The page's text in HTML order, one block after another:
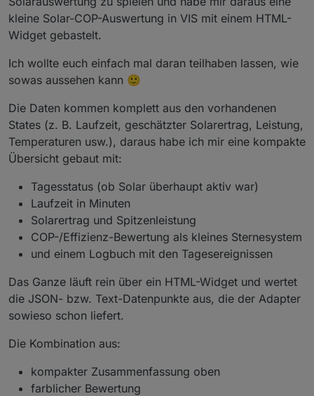
kleine Solar-COP-Auswertung in VIS mit einem HTML-
Widget gebastelt.
Ich wollte euch einfach mal daran teilhaben lassen, wie
sowas aussehen kann 🙂
Die Daten kommen komplett aus den vorhandenen
States (z. B. Laufzeit, geschätzter Solarertrag, Leistung,
Temperaturen usw.), daraus habe ich mir eine kompakte
Übersicht gebaut mit:
Tagesstatus (ob Solar überhaupt aktiv war)
Laufzeit in Minuten
Solarertrag und Spitzenleistung
COP-/Effizienz-Bewertung als kleines Sternesystem
und einem Logbuch mit den Tagesereignissen
Das Ganze läuft rein über ein HTML-Widget und wertet
die JSON- bzw. Text-Datenpunkte aus, die der Adapter
sowieso schon liefert.
Die Kombination aus:
kompakter Zusammenfassung oben
farblicher Bewertung